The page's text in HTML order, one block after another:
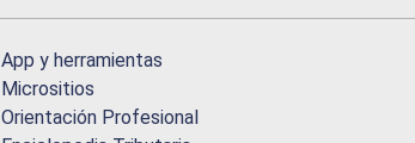
App y herramientas
Micrositios
Orientación Profesional